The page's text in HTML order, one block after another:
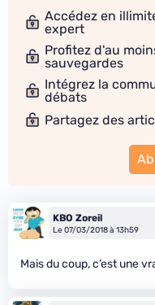
Accédez en
expert
Profitez d'au
sauvegardes
Intégrez la
débats
Partagez des
KBO Zoreil
Le 07/03/2018 à 13h59
Mais du coup, c’est une